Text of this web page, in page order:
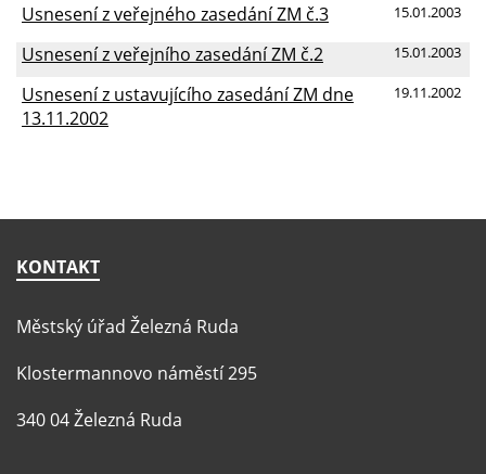
15.01.2003
Usnesení z veřejného zasedání ZM č.3
15.01.2003
Usnesení z veřejního zasedání ZM č.2
19.11.2002
Usnesení z ustavujícího zasedání ZM dne
13.11.2002
KONTAKT
Městský úřad Železná Ruda
Klostermannovo náměstí 295
340 04 Železná Ruda